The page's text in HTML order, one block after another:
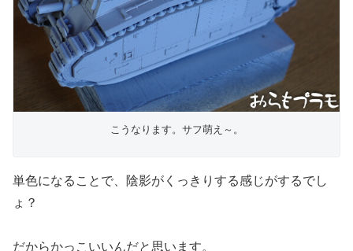
こうなります。サフ萌え～。
単色になることで、陰影がくっきりする感じがするでし
ょ？
だからかっこいいんだと思います。